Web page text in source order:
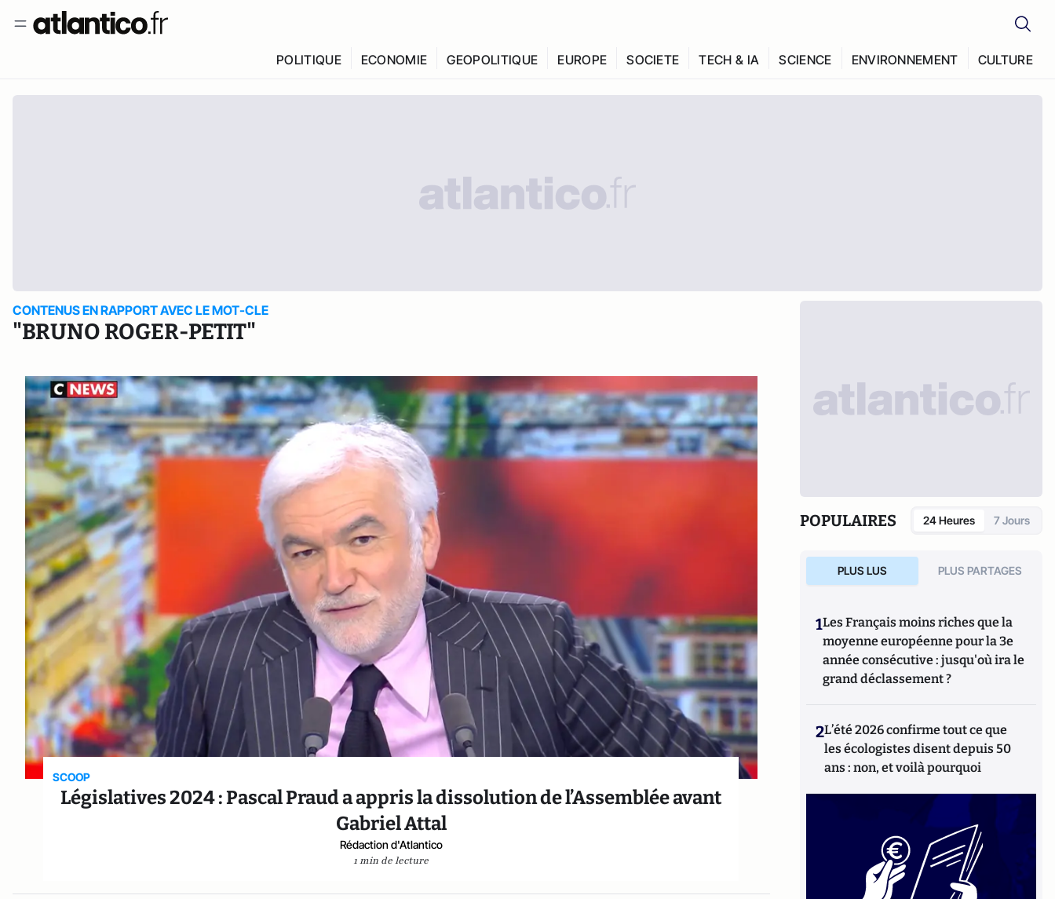
POLITIQUE ECONOMIE GEOPOLITIQUE EUROPE SOCIETE TECH & IA SCIENCE ENVIRONNEMENT CULTURE
CONTENUS EN RAPPORT AVEC LE MOT-CLE
"BRUNO ROGER-PETIT"
SCOOP
Législatives 2024 : Pascal Praud a appris la dissolution de l’Assemblée avant
Gabriel Attal
Rédaction d'Atlantico
1 min de lecture
POPULAIRES 24 Heures 7 Jours
PLUS LUS PLUS PARTAGES
1Les Français moins riches que la
moyenne européenne pour la 3e
année consécutive : jusqu'où ira le
grand déclassement ?
2L’été 2026 confirme tout ce que
les écologistes disent depuis 50
ans : non, et voilà pourquoi